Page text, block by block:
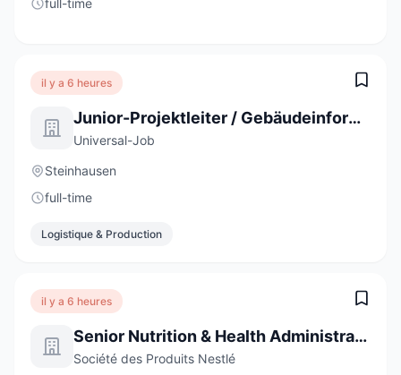
full-time
il y a 6 heures
Junior-Projektleiter / Gebäudeinformatiker 80 - 100% (m/w/d)
Universal-Job
Steinhausen
full-time
Logistique & Production
il y a 6 heures
Senior Nutrition & Health Administrative Assistant
Société des Produits Nestlé